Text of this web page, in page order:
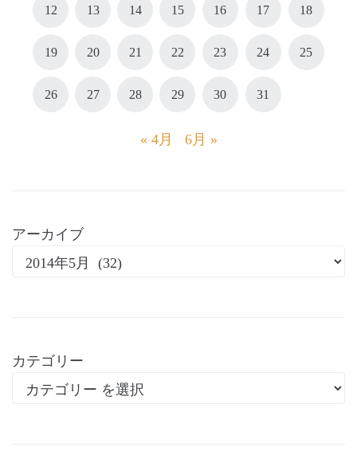
12 13 14 15 16 17 18
19 20 21 22 23 24 25
26 27 28 29 30 31
« 4月 6月 »
アーカイブ
カテゴリー